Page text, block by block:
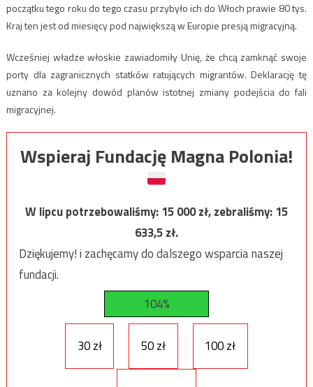
początku tego roku do tego czasu przybyło ich do Włoch prawie 80 tys.
Kraj ten jest od miesięcy pod największą w Europie presją migracyjną.
Wcześniej władze włoskie zawiadomiły Unię, że chcą zamknąć swoje
porty dla zagranicznych statków ratujących migrantów. Deklarację tę
uznano za kolejny dowód planów istotnej zmiany podejścia do fali
migracyjnej.
Wspieraj Fundację Magna Polonia!
W lipcu potrzebowaliśmy:15 000zł, zebraliśmy:15
633,5zł.
Dziękujemy! i zachęcamy do dalszego wsparcia naszej
fundacji.
104%
30 zł 50 zł 100 zł